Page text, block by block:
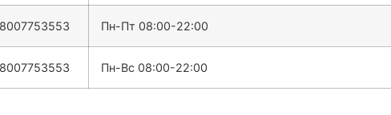
Пн-Пт 08:00-22:00
Пн-Вс 08:00-22:00